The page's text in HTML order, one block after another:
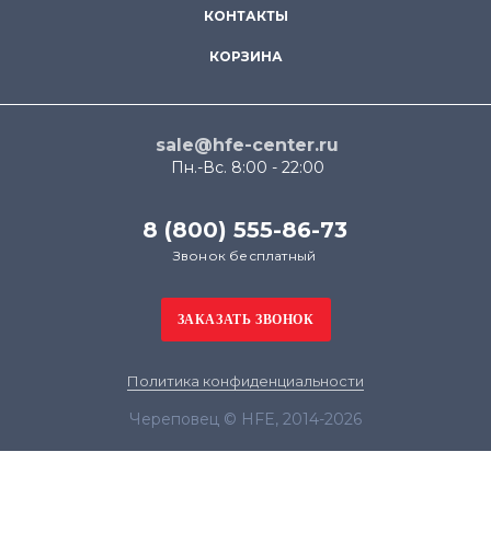
КОНТАКТЫ
КОРЗИНА
sale@hfe-center.ru
Пн.-Вс. 8:00 - 22:00
8 (800) 555-86-73
Звонок бесплатный
Политика конфиденциальности
Череповец © HFE, 2014-2026